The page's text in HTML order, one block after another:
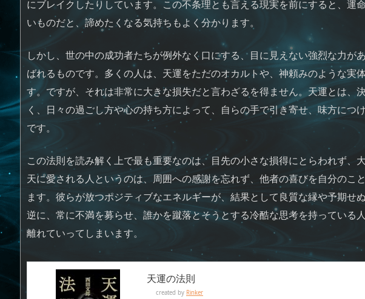
にブレイクしたりしています。この不条理とも言える現実を前にすると、運
いものだと、諦めたくなる気持ちもよく分かります。
しかし、世の中の成功者たちが例外なく口にする、目に見えない強烈な力が
ばれるものです。多くの人は、天運をただのオカルトや、神頼みのような実
す。ですが、それは非常に大きな損失だと言わざるを得ません。天運とは、
く、日々の過ごし方や心の持ち方によって、自らの手で引き寄せ、味方につ
です。
この法則を読み解く上で最も重要なのは、目先の小さな損得にとらわれず、
天に愛される人というのは、周囲への感謝を忘れず、他者の喜びを自分のこ
ます。彼らが放つポジティブなエネルギーが、結果として良質な縁や予期せ
逆に、常に不満を募らせ、誰かを蹴落とそうとする冷酷な思考を持っている
離れていってしまいます。
天運の法則
created by Rinker